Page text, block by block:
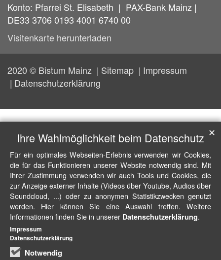
Konto: Pfarrei St. Elisabeth | PAX-Bank Mainz |
DE33 3706 0193 4001 6740 00
Visitenkarte herunterladen
2020 © Bistum Mainz Sitemap
Impressum
Datenschutzerklärung
Ihre Wahlmöglichkeit beim Datenschutz
Für ein optimales Webseiten-Erlebnis verwenden wir Cookies,
die für das Funktionieren unserer Website notwendig sind. Mit
Ihrer Zustimmung verwenden wir auch Tools und Cookies, die
zur Anzeige externer Inhalte (Videos über Youtube, Audios über
Soundcloud, ...) oder zu anonymen Statistikzwecken genutzt
werden. Hier können Sie eine Auswahl treffen. Weitere
Informationen finden Sie in unserer Datenschutzerklärung.
Notwendig
✕
Impressum
Datenschutzerklärung